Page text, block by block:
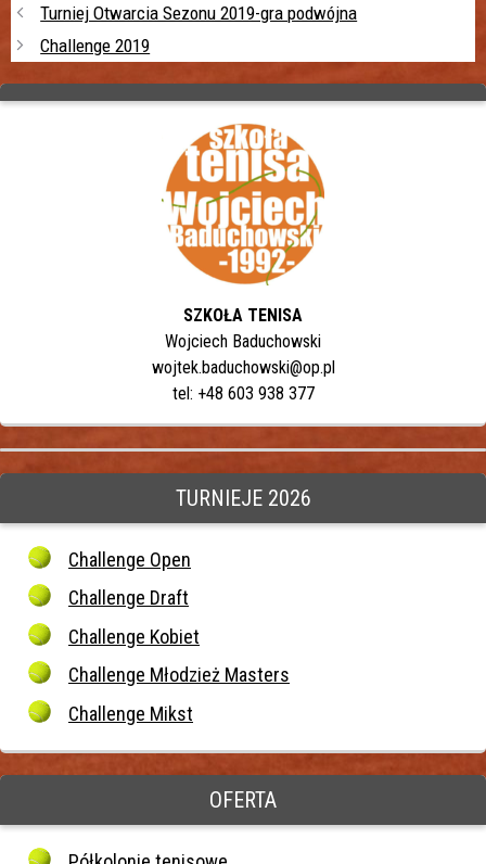
Turniej Otwarcia Sezonu 2019-gra podwójna
Challenge 2019
SZKOŁA TENISA
Wojciech Baduchowski
wojtek.baduchowski@op.pl
tel: +48 603 938 377
TURNIEJE 2026
Challenge Open
Challenge Draft
Challenge Kobiet
Challenge Młodzież Masters
Challenge Mikst
OFERTA